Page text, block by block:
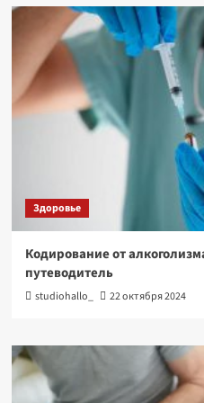
Здоровье
Кодирование от
путеводитель
studiohallo_ 22 октября 2024